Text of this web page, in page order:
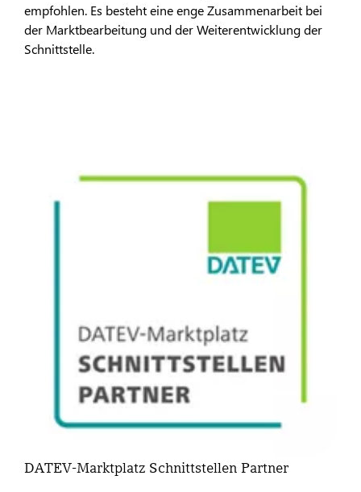
empfohlen. Es besteht eine enge Zusammenarbeit bei
der Marktbearbeitung und der Weiterentwicklung der
Schnittstelle.
DATEV-Marktplatz Schnittstellen Partner